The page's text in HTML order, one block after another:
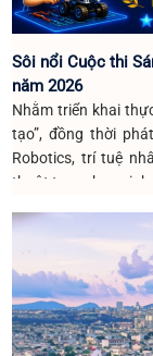
Sôi nổi Cuộc thi
năm 2026
Nhằm triển khai
tạo”, đồng thời
Robotics, trí tuệ
thuật trong học sinh
phường Cẩm Lệ tổ
lần thứ I năm 2026.